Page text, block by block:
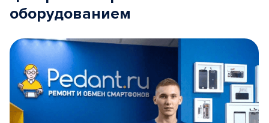
оборудованием